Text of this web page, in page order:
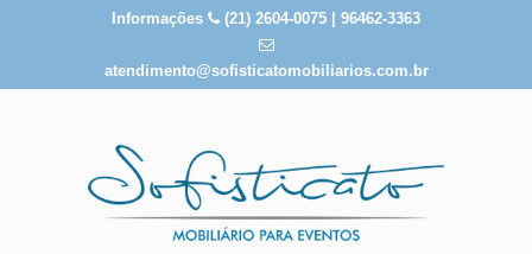
Informações (21) 2604-0075 | 96462-3363
atendimento@sofisticatomobiliarios.com.br